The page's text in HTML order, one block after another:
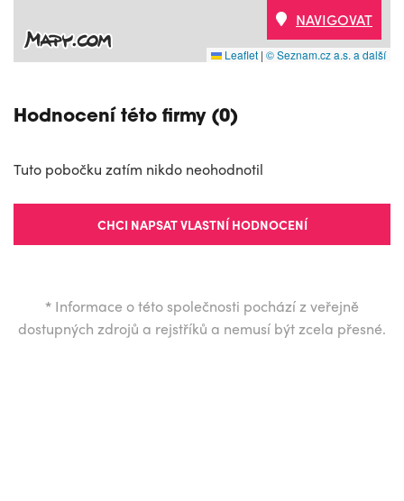
Leaflet | © Seznam.cz a.s. a další
NAVIGOVAT
Hodnocení této firmy (0)
Tuto pobočku zatím nikdo neohodnotil
CHCI NAPSAT VLASTNÍ HODNOCENÍ
* Informace o této společnosti pochází z veřejně
dostupných zdrojů a rejstříků a nemusí být zcela přesné.